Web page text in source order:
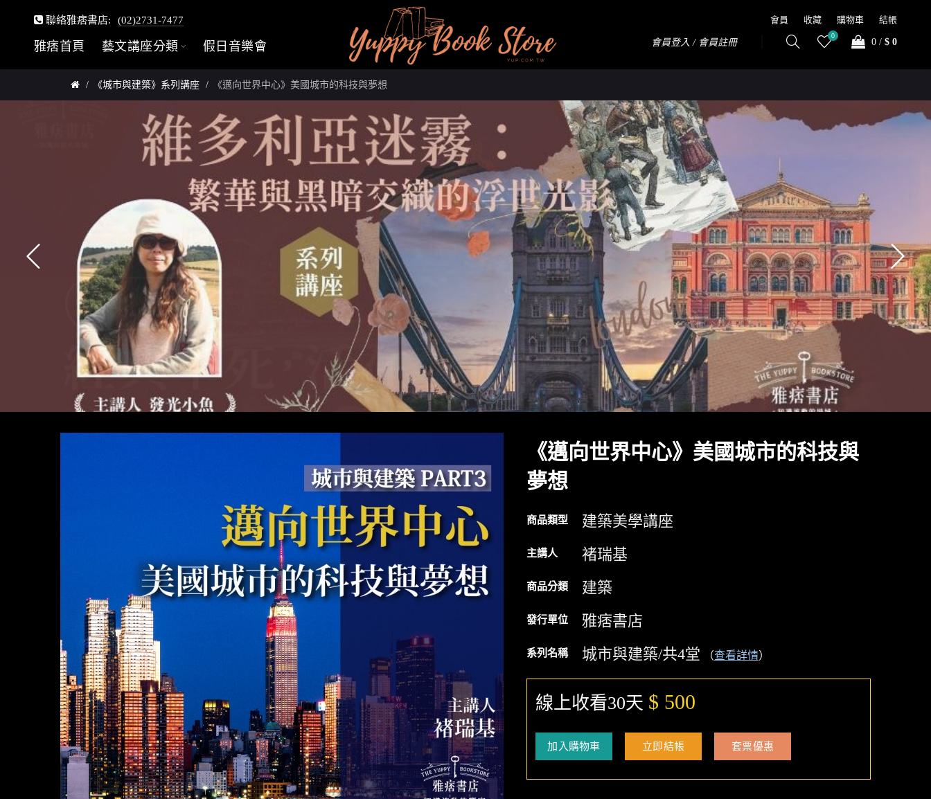
聯絡雅痞書店: (02)2731-7477
雅痞首頁 藝文講座分類 假日音樂會
會員 收藏 購物車 結帳
會員登入 / 會員註冊
0
0 / $ 0
《城市與建築》系列講座 《邁向世界中心》美國城市的科技與夢想
《邁向世界中心》美國城市的科技與
夢想
商品類型 建築美學講座
主講人 褚瑞基
商品分類 建築
發行單位 雅痞書店
系列名稱 城市與建築/共4堂 （查看詳情）
線上收看30天 $ 500
加入購物車 立即結帳 套票優惠